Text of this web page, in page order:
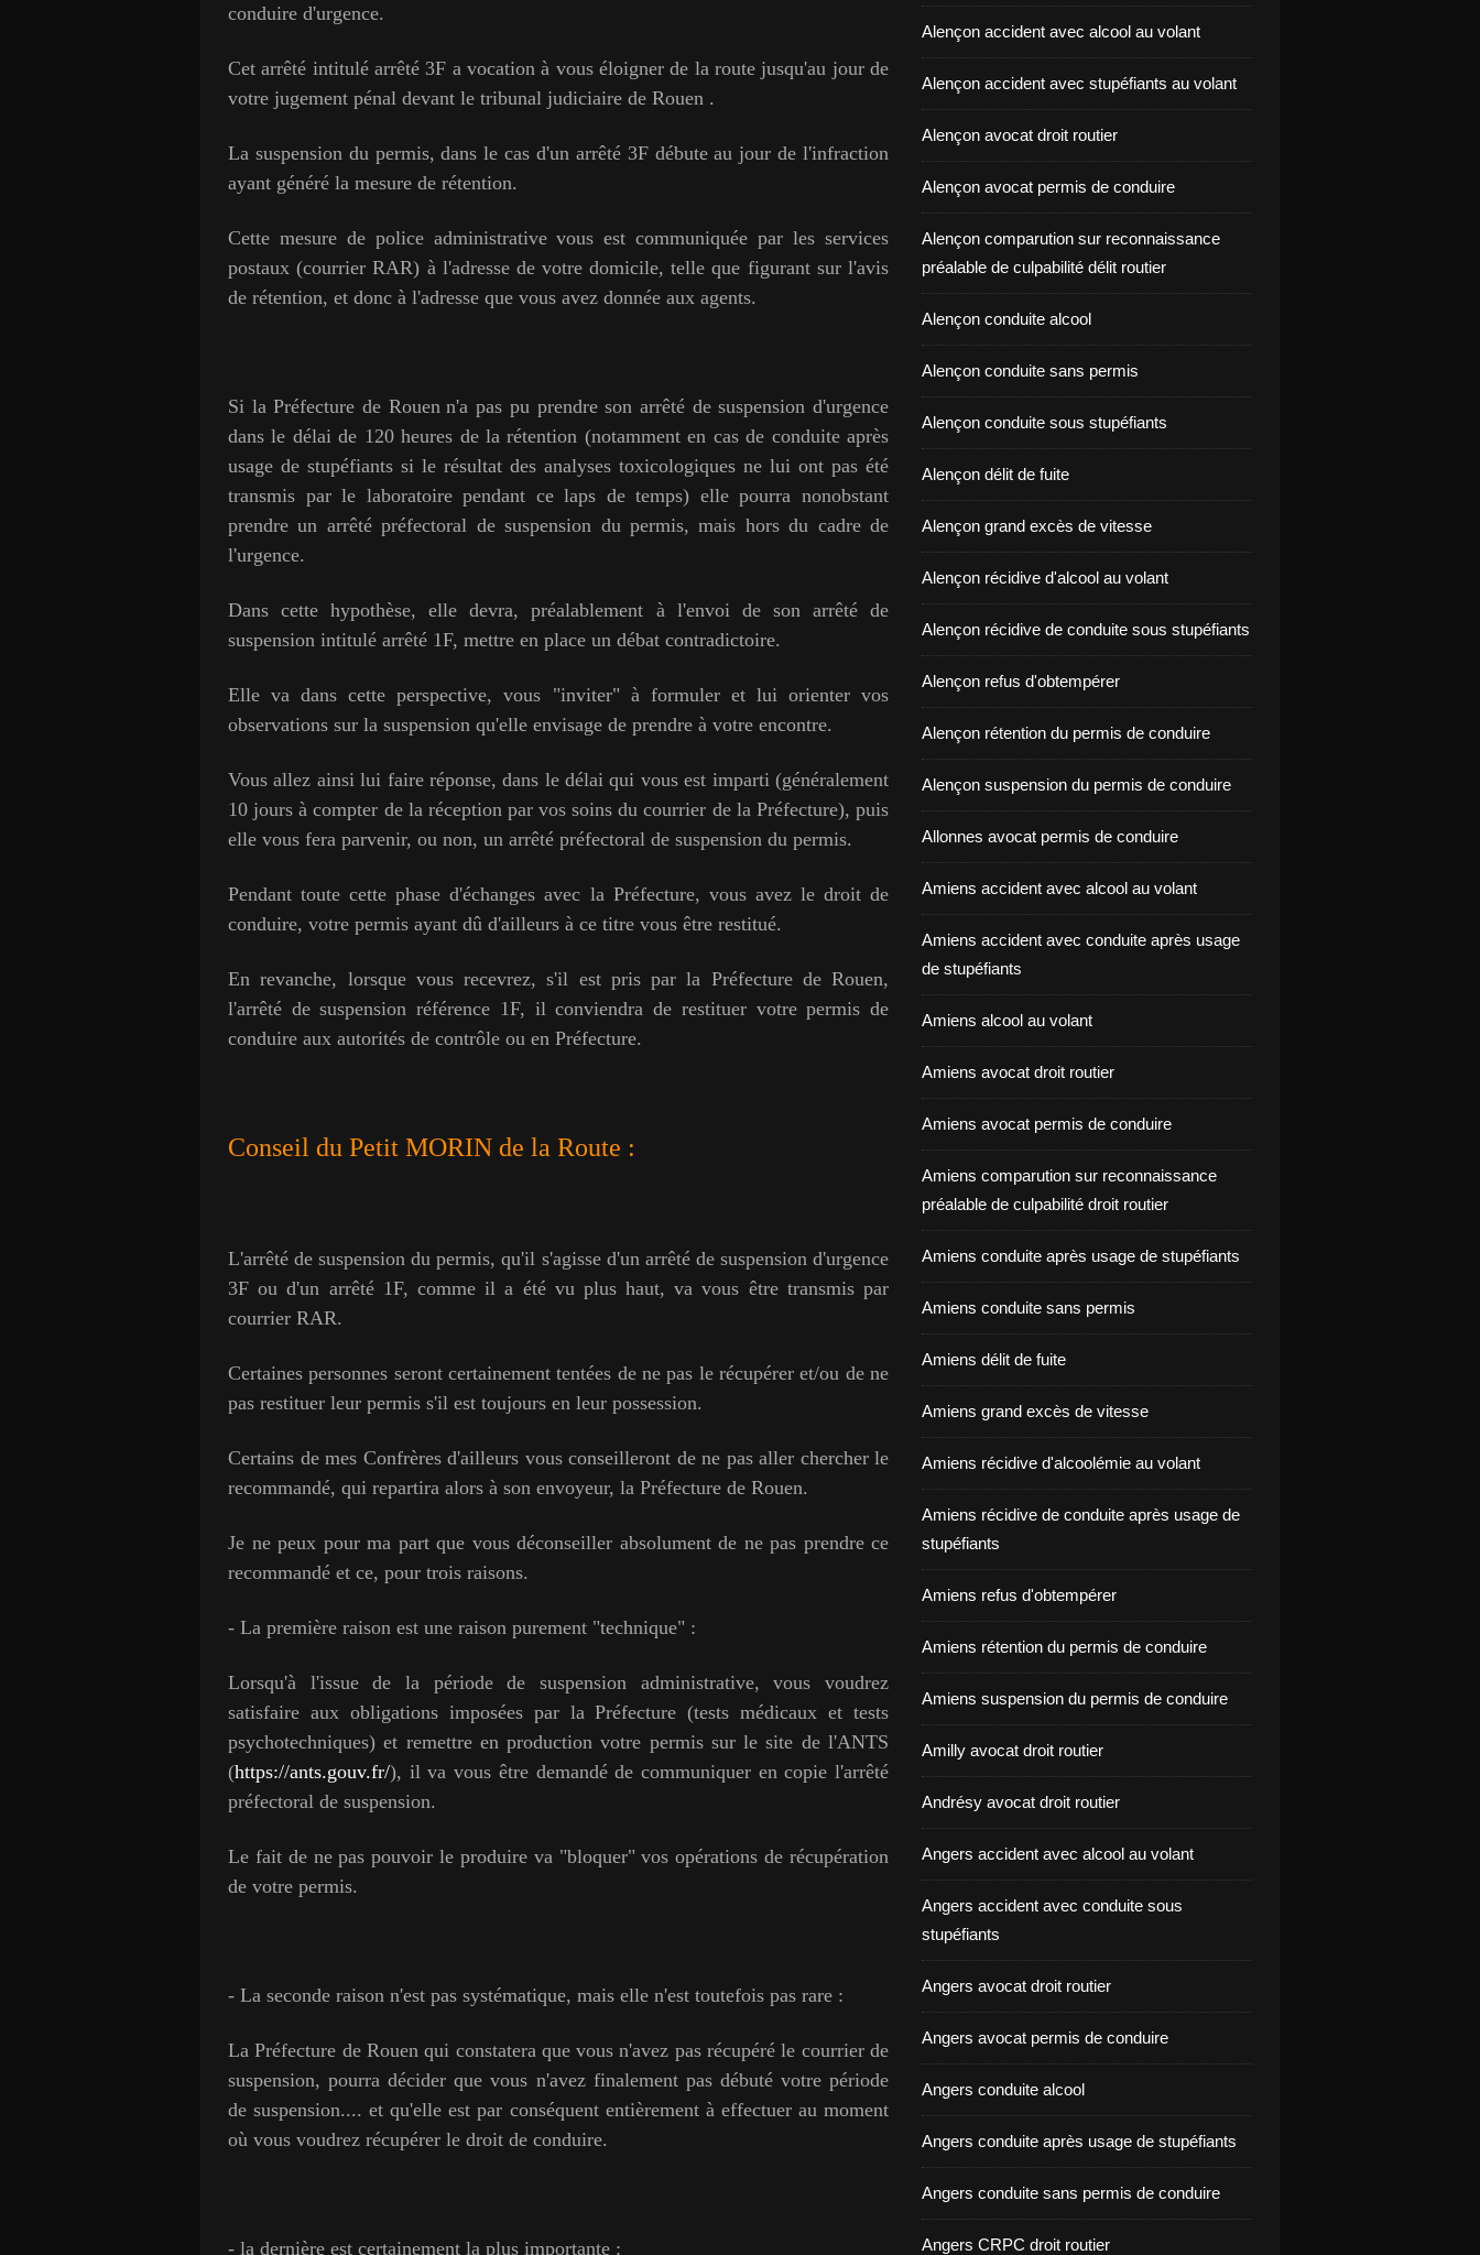
conduire d'urgence.
Cet arrêté intitulé arrêté 3F a vocation à vous éloigner de la route jusqu'au jour de
votre jugement pénal devant le tribunal judiciaire de Rouen .
La suspension du permis, dans le cas d'un arrêté 3F débute au jour de l'infraction
ayant généré la mesure de rétention.
Cette mesure de police administrative vous est communiquée par les services
postaux (courrier RAR) à l'adresse de votre domicile, telle que figurant sur l'avis
de rétention, et donc à l'adresse que vous avez donnée aux agents.
Si la Préfecture de Rouen n'a pas pu prendre son arrêté de suspension d'urgence
dans le délai de 120 heures de la rétention (notamment en cas de conduite après
usage de stupéfiants si le résultat des analyses toxicologiques ne lui ont pas été
transmis par le laboratoire pendant ce laps de temps) elle pourra nonobstant
prendre un arrêté préfectoral de suspension du permis, mais hors du cadre de
l'urgence.
Dans cette hypothèse, elle devra, préalablement à l'envoi de son arrêté de
suspension intitulé arrêté 1F, mettre en place un débat contradictoire.
Elle va dans cette perspective, vous "inviter" à formuler et lui orienter vos
observations sur la suspension qu'elle envisage de prendre à votre encontre.
Vous allez ainsi lui faire réponse, dans le délai qui vous est imparti (généralement
10 jours à compter de la réception par vos soins du courrier de la Préfecture), puis
elle vous fera parvenir, ou non, un arrêté préfectoral de suspension du permis.
Pendant toute cette phase d'échanges avec la Préfecture, vous avez le droit de
conduire, votre permis ayant dû d'ailleurs à ce titre vous être restitué.
En revanche, lorsque vous recevrez, s'il est pris par la Préfecture de Rouen,
l'arrêté de suspension référence 1F, il conviendra de restituer votre permis de
conduire aux autorités de contrôle ou en Préfecture.
Conseil du Petit MORIN de la Route :
L'arrêté de suspension du permis, qu'il s'agisse d'un arrêté de suspension d'urgence
3F ou d'un arrêté 1F, comme il a été vu plus haut, va vous être transmis par
courrier RAR.
Certaines personnes seront certainement tentées de ne pas le récupérer et/ou de ne
pas restituer leur permis s'il est toujours en leur possession.
Certains de mes Confrères d'ailleurs vous conseilleront de ne pas aller chercher le
recommandé, qui repartira alors à son envoyeur, la Préfecture de Rouen.
Je ne peux pour ma part que vous déconseiller absolument de ne pas prendre ce
recommandé et ce, pour trois raisons.
- La première raison est une raison purement "technique" :
Lorsqu'à l'issue de la période de suspension administrative, vous voudrez
satisfaire aux obligations imposées par la Préfecture (tests médicaux et tests
psychotechniques) et remettre en production votre permis sur le site de l'ANTS
(https://ants.gouv.fr/), il va vous être demandé de communiquer en copie l'arrêté
préfectoral de suspension.
Le fait de ne pas pouvoir le produire va "bloquer" vos opérations de récupération
de votre permis.
- La seconde raison n'est pas systématique, mais elle n'est toutefois pas rare :
La Préfecture de Rouen qui constatera que vous n'avez pas récupéré le courrier de
suspension, pourra décider que vous n'avez finalement pas débuté votre période
de suspension.... et qu'elle est par conséquent entièrement à effectuer au moment
où vous voudrez récupérer le droit de conduire.
- la dernière est certainement la plus importante :
Alençon accident avec alcool au volant
Alençon accident avec stupéfiants au volant
Alençon avocat droit routier
Alençon avocat permis de conduire
Alençon comparution sur reconnaissance
préalable de culpabilité délit routier
Alençon conduite alcool
​​​​​​​Alençon conduite sans permis
Alençon conduite sous stupéfiants
Alençon délit de fuite
Alençon grand excès de vitesse
Alençon récidive d'alcool au volant
Alençon récidive de conduite sous stupéfiants
Alençon refus d'obtempérer
Alençon rétention du permis de conduire
Alençon suspension du permis de conduire
Allonnes avocat permis de conduire
Amiens accident avec alcool au volant
Amiens accident avec conduite après usage
de stupéfiants
Amiens alcool au volant
Amiens avocat droit routier
Amiens avocat permis de conduire
Amiens comparution sur reconnaissance
préalable de culpabilité droit routier
Amiens conduite après usage de stupéfiants
Amiens conduite sans permis
Amiens délit de fuite
Amiens grand excès de vitesse
Amiens récidive d'alcoolémie au volant
Amiens récidive de conduite après usage de
stupéfiants
Amiens refus d'obtempérer
Amiens rétention du permis de conduire
Amiens suspension du permis de conduire
Amilly avocat droit routier
Andrésy avocat droit routier
Angers accident avec alcool au volant
Angers accident avec conduite sous
stupéfiants
Angers avocat droit routier
Angers avocat permis de conduire
Angers conduite alcool
Angers conduite après usage de stupéfiants
Angers conduite sans permis de conduire
Angers CRPC droit routier